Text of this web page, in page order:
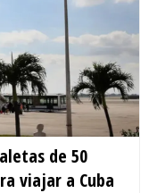
de 50
viajar a Cuba